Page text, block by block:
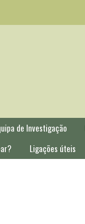
de Investigação
Ligações úteis